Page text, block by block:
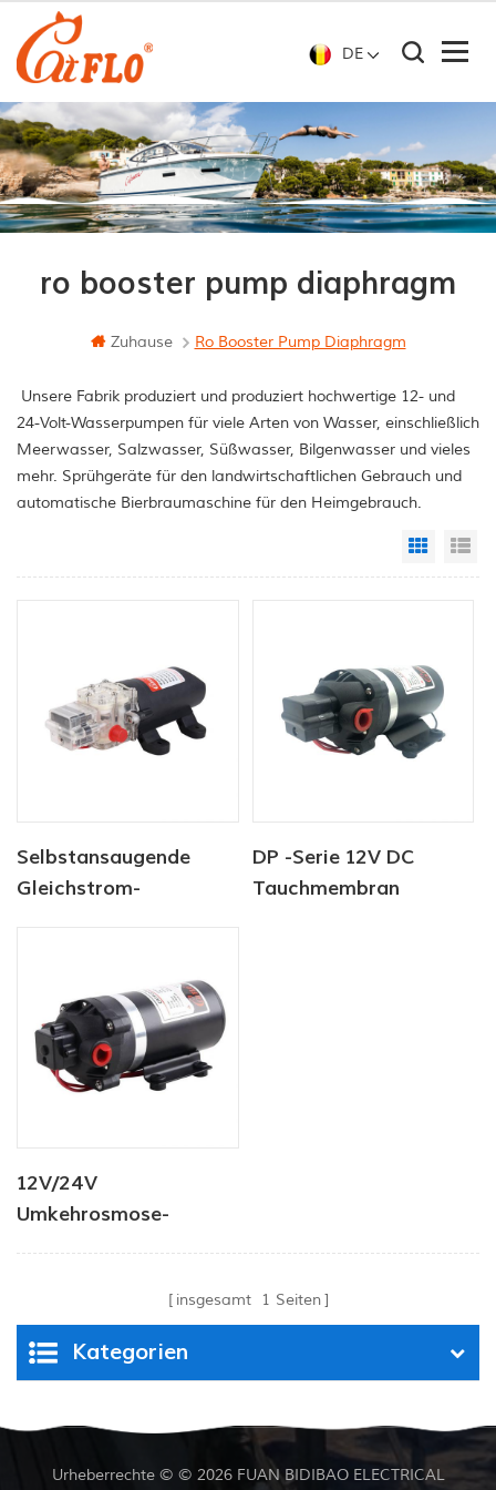
DE
ro booster pump diaphragm
Zuhause Ro Booster Pump Diaphragm
Unsere Fabrik produziert und produziert hochwertige 12- und
24-Volt-Wasserpumpen für viele Arten von Wasser, einschließlich
Meerwasser, Salzwasser, Süßwasser, Bilgenwasser und vieles
mehr. Sprühgeräte für den landwirtschaftlichen Gebrauch und
automatische Bierbraumaschine für den Heimgebrauch.
Grid
Selbstansaugende
Gleichstrom-
für Lebensmittel und
Getränke
DP -Serie 12V DC
Tauchmembran
12V/24V
Umkehrosmose-
insgesamt 1 Seiten
Kategorien
Urheberrechte © © 2026 FUAN BIDIBAO ELECTRICAL